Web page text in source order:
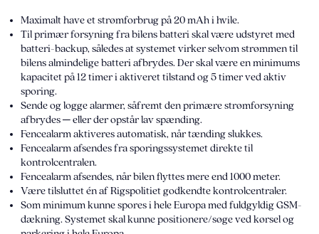
Maximalt have et strømforbrug på 20 mAh i hvile.
Til primær forsyning fra bilens batteri skal være udstyret med
batteri-backup, således at systemet virker selvom strømmen til
bilens almindelige batteri afbrydes. Der skal være en minimums
kapacitet på 12 timer i aktiveret tilstand og 5 timer ved aktiv
sporing.
Sende og logge alarmer, såfremt den primære strømforsyning
afbrydes ─ eller der opstår lav spænding.
Fencealarm aktiveres automatisk, når tænding slukkes.
Fencealarm afsendes fra sporingssystemet direkte til
kontrolcentralen.
Fencealarm afsendes, når bilen flyttes mere end 1000 meter.
Være tilsluttet én af Rigspolitiet godkendte kontrolcentraler.
Som minimum kunne spores i hele Europa med fuldgyldig GSM-
dækning. Systemet skal kunne positionere/søge ved kørsel og